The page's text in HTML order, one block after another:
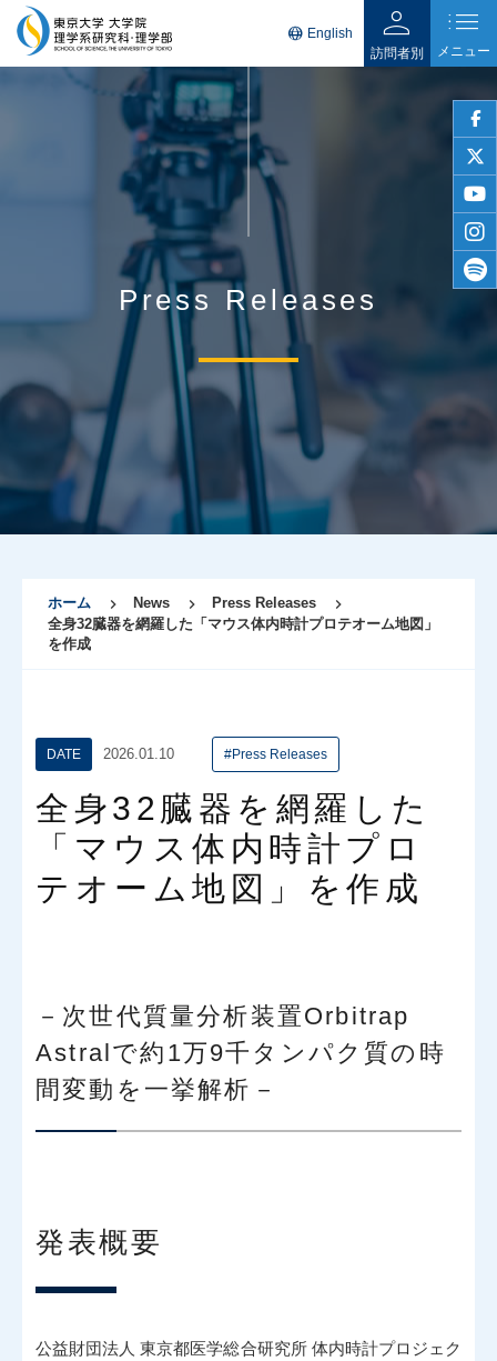
twitter
language English person
訪問者別
list
メニュー
Press Releases
ホーム News
Press Releases
全身32臓器を網羅した「マウス体内時計プロテオーム地図」
を作成
DATE 2026.01.10 #Press Releases
全身32臓器を網羅した
「マウス体内時計プロ
テオーム地図」を作成
－次世代質量分析装置Orbitrap
Astralで約1万9千タンパク質の時
間変動を一挙解析－
発表概要
公益財団法人 東京都医学総合研究所 体内時計プロジェク